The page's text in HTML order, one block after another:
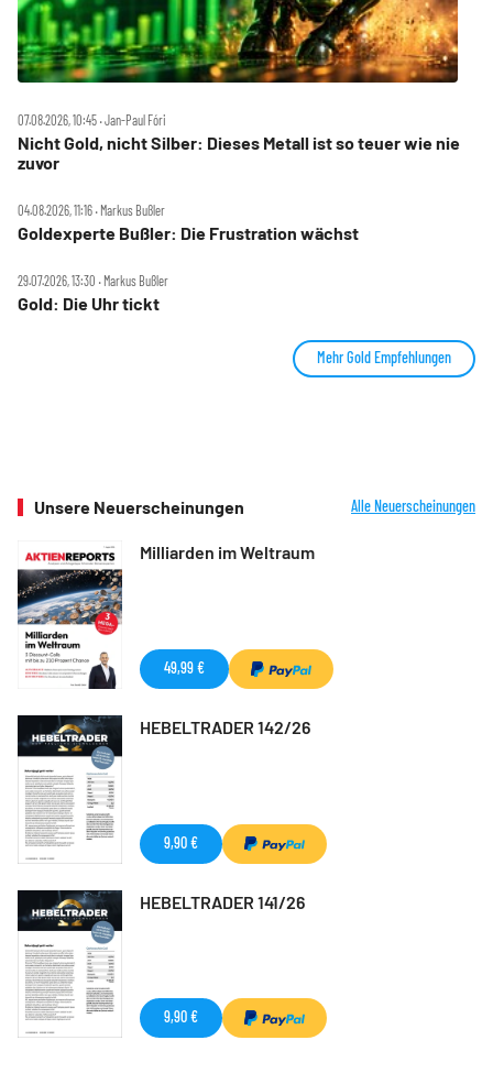
07.08.2026, 10:45 ‧ Jan-Paul Fóri
Nicht Gold, nicht Silber: Dieses Metall ist so teuer wie nie
zuvor
04.08.2026, 11:16 ‧ Markus Bußler
Goldexperte Bußler: Die Frustration wächst
29.07.2026, 13:30 ‧ Markus Bußler
Gold: Die Uhr tickt
Mehr Gold Empfehlungen
Unsere Neuerscheinungen Alle Neuerscheinungen
Milliarden im Weltraum
49,99 €
HEBELTRADER 142/26
9,90 €
HEBELTRADER 141/26
9,90 €